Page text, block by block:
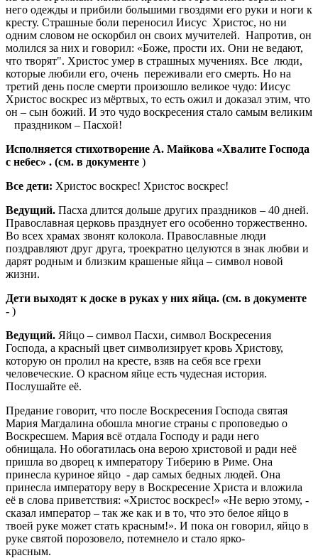
него одежды и прибили большими гвоздями его руки и ноги к
кресту. Страшные боли переносил Иисус Христос, но ни
одним словом не оскорбил он своих мучителей. Напротив, он
молился за них и говорил: «Боже, прости их. Они не ведают,
что творят". Христос умер в страшных мучениях. Все люди,
которые любили его, очень переживали его смерть. Но на
третий день после смерти произошло великое чудо: Иисус
Христос воскрес из мёртвых, то есть ожил и доказал этим, что
он – сын божий. И это чудо воскресения стало самым великим
праздником – Пасхой!
Исполняется стихотворение А. Майкова «Хвалите Господа
с небес» . (см. в документе )
Все дети: Христос воскрес! Христос воскрес!
Ведущий. Пасха длится дольше других праздников – 40 дней.
Православная церковь празднует его особенно торжественно.
Во всех храмах звонят колокола. Православные люди
поздравляют друг друга, троекратно целуются в знак любви и
дарят родным и близким крашеные яйца – символ новой
жизни.
Дети выходят к доске в руках у них яйца. (см. в документе
- )
Ведущий. Яйцо – символ Пасхи, символ Воскресения
Господа, а красный цвет символизирует кровь Христову,
которую он пролил на кресте, взяв на себя все грехи
человеческие. О красном яйце есть чудесная история.
Послушайте её.
Предание говорит, что после Воскресения Господа святая
Мария Магдалина обошла многие страны с проповедью о
Воскресшем. Мария всё отдала Господу и ради него
обнищала. Но обогатилась она верою христовой и ради неё
пришла во дворец к императору Тиберию в Риме. Она
принесла куриное яйцо - дар самых бедных людей. Она
принесла императору веру в Воскресение Христа и вложила
её в слова приветствия: «Христос воскрес!» «Не верю этому, -
сказал император – так же как и в то, что это белое яйцо в
твоей руке может стать красным!». И пока он говорил, яйцо в
руке святой порозовело, потемнело и стало ярко-